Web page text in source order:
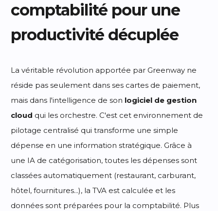
comptabilité pour une
productivité décuplée
La véritable révolution apportée par Greenway ne
réside pas seulement dans ses cartes de paiement,
mais dans l'intelligence de son logiciel de gestion
cloud qui les orchestre. C'est cet environnement de
pilotage centralisé qui transforme une simple
dépense en une information stratégique. Grâce à
une IA de catégorisation, toutes les dépenses sont
classées automatiquement (restaurant, carburant,
hôtel, fournitures...), la TVA est calculée et les
données sont préparées pour la comptabilité. Plus